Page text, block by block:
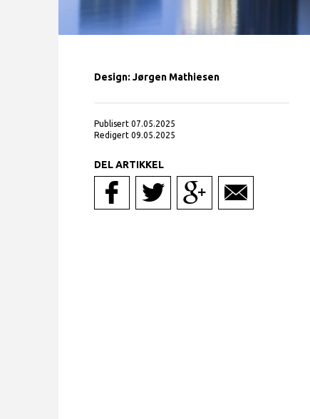
Design: Jørgen Mathiesen
Publisert 07.05.2025
Redigert 09.05.2025
DEL ARTIKKEL